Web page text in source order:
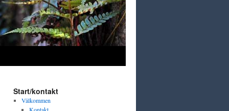
Start/kontakt
Välkommen